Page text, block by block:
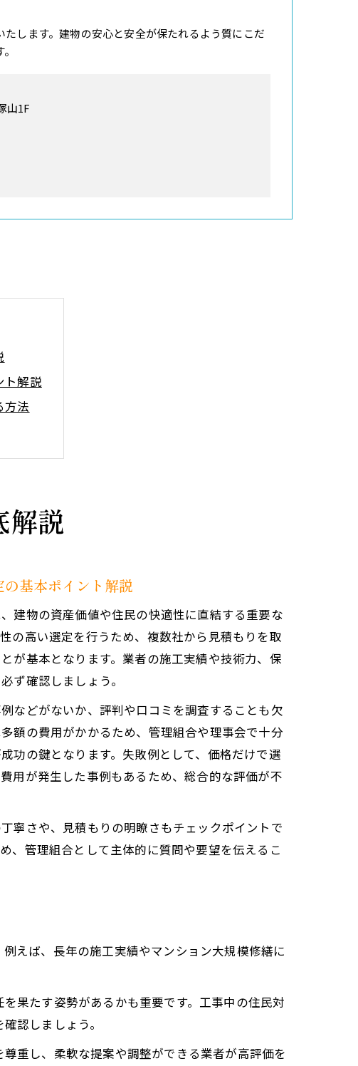
します。建物の安心と安全が保たれるよう質にこだ
山1F
ト解説
方法
選定法
法
較
解説
ス
ント
法
法
解説
基本ポイント解説
建物の資産価値や住民の快適性に直結する重要な
の高い選定を行うため、複数社から見積もりを取
が基本となります。業者の施工実績や技術力、保
ず確認しましょう。
などがないか、評判や口コミを調査することも欠
額の費用がかかるため、管理組合や理事会で十分
功の鍵となります。失敗例として、価格だけで選
用が発生した事例もあるため、総合的な評価が不
寧さや、見積もりの明瞭さもチェックポイントで
、管理組合として主体的に質問や要望を伝えるこ
えば、長年の施工実績やマンション大規模修繕に
果たす姿勢があるかも重要です。工事中の住民対
認しましょう。
重し、柔軟な提案や調整ができる業者が高評価を